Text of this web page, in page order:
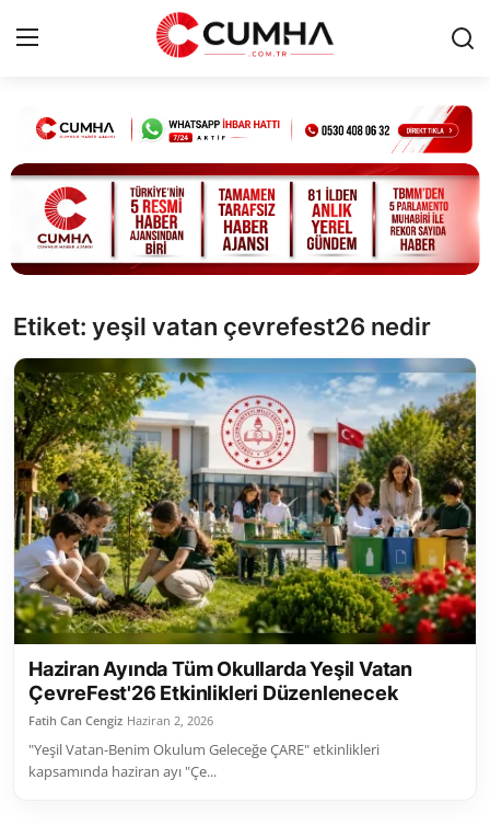
Kurumsal
Cumhurbaşkanlığı
Bakanlıklar
Siyasi Partiler
Yerel Yönetimler
Mülki İdare
Toplum ve Yaşam
Sivil Toplum Kuruluşları
Kamu Kurumları ve Üst Kurullar
Resmi Reklamlar
Etiket: yeşil vatan çevrefest26 nedir
Haziran Ayında Tüm Okullarda Yeşil Vatan
ÇevreFest'26 Etkinlikleri Düzenlenecek
Fatih Can Cengiz Haziran 2, 2026
"Yeşil Vatan-Benim Okulum Geleceğe ÇARE" etkinlikleri
kapsamında haziran ayı "Çe...